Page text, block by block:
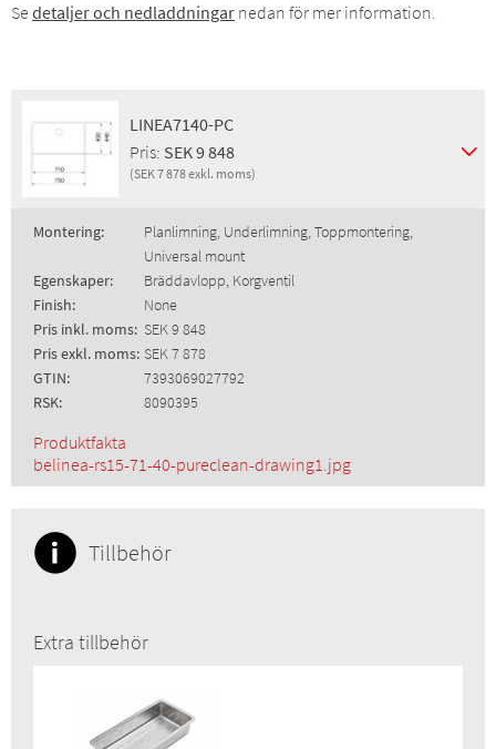
Se detaljer och nedladdningar nedan för mer information.
LINEA7140-PC
Pris: SEK 9 848
(SEK 7 878 exkl. moms)
Montering:
Planlimning, Underlimning, Toppmontering,
Universal mount
Egenskaper:
Bräddavlopp, Korgventil
Finish:
None
Pris inkl. moms: SEK 9 848
Pris exkl. moms: SEK 7 878
GTIN:
7393069027792
RSK:
8090395
Produktfakta
belinea-rs15-71-40-pureclean-drawing1.jpg
Tillbehör
Extra tillbehör